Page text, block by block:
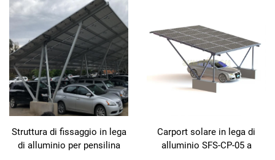
Struttura di fissaggio in lega
di alluminio per pensilina
Carport solare in lega di
alluminio SFS-CP-05 a